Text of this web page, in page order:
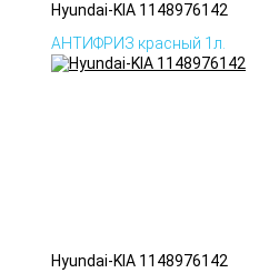
Hyundai-KIA 1148976142
АНТИФРИЗ красный 1л.
Hyundai-KIA 1148976142